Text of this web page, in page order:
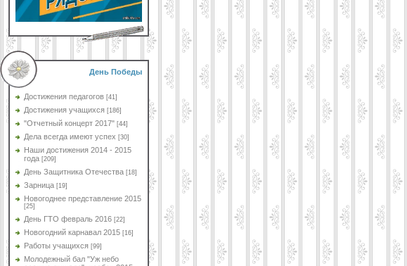
День Победы
Достижения педагогов [41]
Достижения учащихся [186]
"Отчетный концерт 2017" [44]
Дела всегда имеют успех [30]
Наши достижения 2014 - 2015
года [209]
День Защитника Отечества [18]
Зарница [19]
Новогоднее представление 2015
[25]
День ГТО февраль 2016 [22]
Новогодний карнавал 2015 [16]
Работы учащихся [99]
Молодежный бал "Уж небо